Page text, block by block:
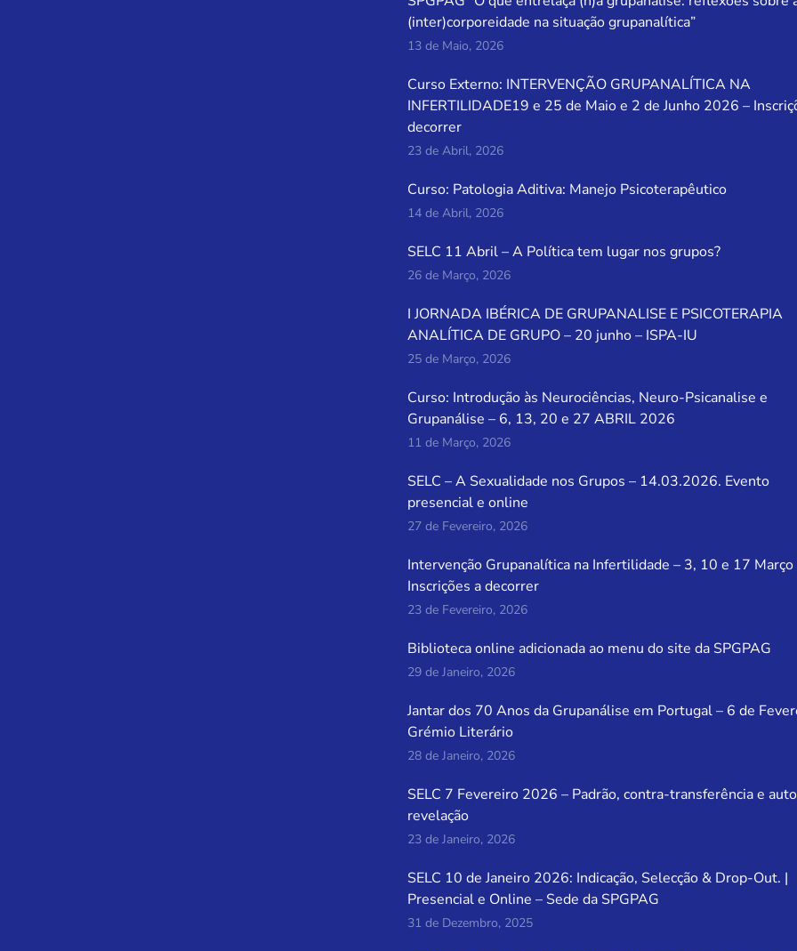
(inter)corporeidade na situação grupanalítica”
13 de Maio, 2026
Curso Externo: INTERVENÇÃO GRUPANALÍTICA NA
INFERTILIDADE19 e 25 de Maio e 2 de Junho 2026 –
decorrer
23 de Abril, 2026
Curso: Patologia Aditiva: Manejo Psicoterapêutico
14 de Abril, 2026
SELC 11 Abril – A Política tem lugar nos grupos?
26 de Março, 2026
I JORNADA IBÉRICA DE GRUPANALISE E PSICOTERAPIA
ANALÍTICA DE GRUPO – 20 junho – ISPA-IU
25 de Março, 2026
Curso: Introdução às Neurociências, Neuro-Psicanalise e
Grupanálise – 6, 13, 20 e 27 ABRIL 2026
11 de Março, 2026
SELC – A Sexualidade nos Grupos – 14.03.2026. Evento
presencial e online
27 de Fevereiro, 2026
Intervenção Grupanalítica na Infertilidade – 3, 10 e 17 Março
Inscrições a decorrer
23 de Fevereiro, 2026
Biblioteca online adicionada ao menu do site da SPGPAG
29 de Janeiro, 2026
Jantar dos 70 Anos da Grupanálise em Portugal – 6 de
Grémio Literário
28 de Janeiro, 2026
SELC 7 Fevereiro 2026 – Padrão, contra-transferência e
revelação
23 de Janeiro, 2026
SELC 10 de Janeiro 2026: Indicação, Selecção & Drop-Out. |
Presencial e Online – Sede da SPGPAG
31 de Dezembro, 2025